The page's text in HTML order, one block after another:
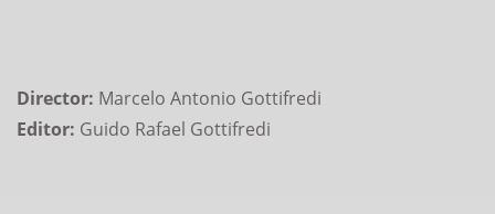
Director: Marcelo Antonio Gottifredi
Editor: Guido Rafael Gottifredi